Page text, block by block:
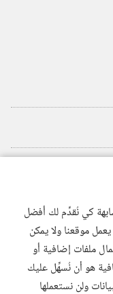
كي نُقدِّم لك أفضل
موقعنا ولا يمكن
ملفات إضافية أو
هو أن نُسهِّل عليك
ولن نستعملها